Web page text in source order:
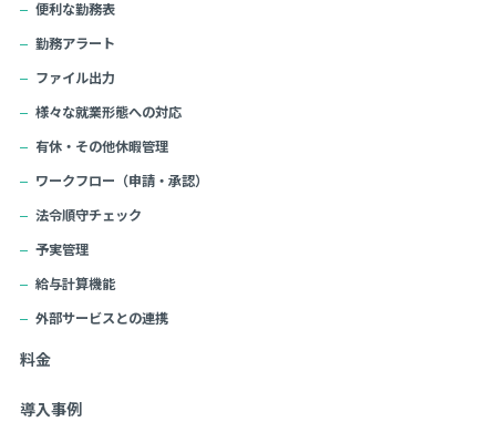
便利な勤務表
勤務アラート
ファイル出力
様々な就業形態への対応
有休・その他休暇管理
ワークフロー（申請・承認）
法令順守チェック
予実管理
給与計算機能
外部サービスとの連携
料金
導入事例